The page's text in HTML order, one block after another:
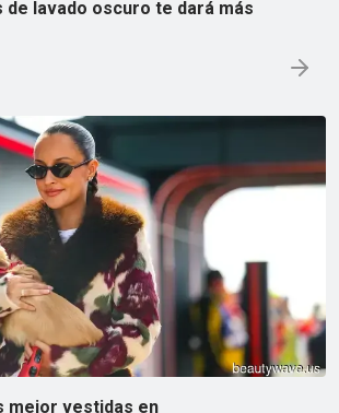
de lavado oscuro te dará más
mejor vestidas en